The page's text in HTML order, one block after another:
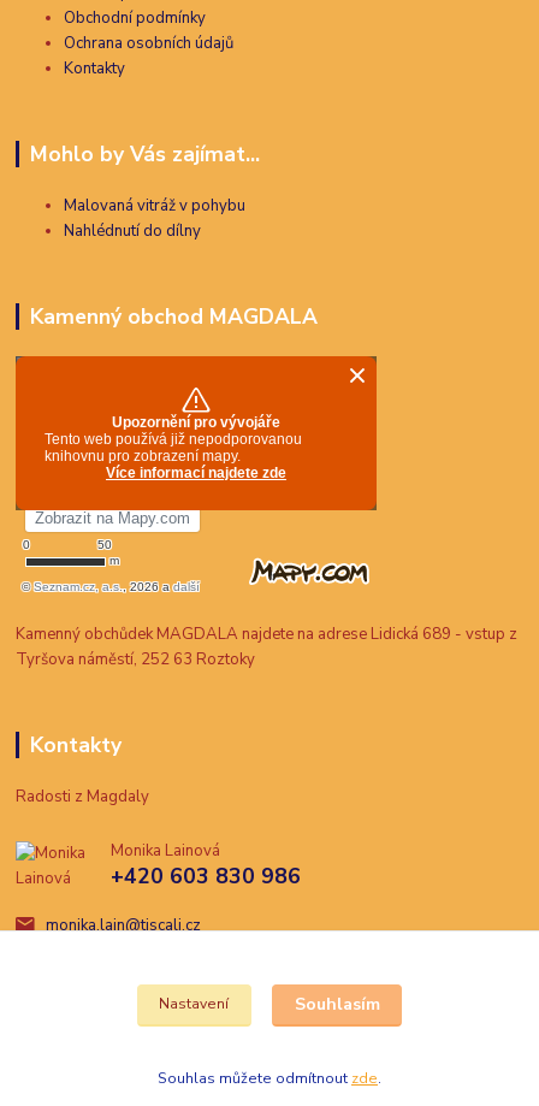
Obchodní podmínky
Ochrana osobních údajů
Kontakty
Mohlo by Vás zajímat...
Malovaná vitráž v pohybu
Nahlédnutí do dílny
Kamenný obchod MAGDALA
Kamenný obchůdek MAGDALA najdete na adrese Lidická 689 - vstup z
Tyršova náměstí, 252 63 Roztoky
Kontakty
Radosti z Magdaly
Monika Lainová
+420 603 830 986
monika.lain@tiscali.cz
Nastavení Souhlasím
Souhlas můžete odmítnout zde.